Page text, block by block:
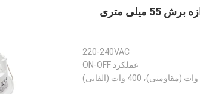
سنسور حرکت مایکروویو فشرده 5.8G Stand Alone اندازه برش 55 میلی متری
220-240VAC
عملکرد ON-OFF